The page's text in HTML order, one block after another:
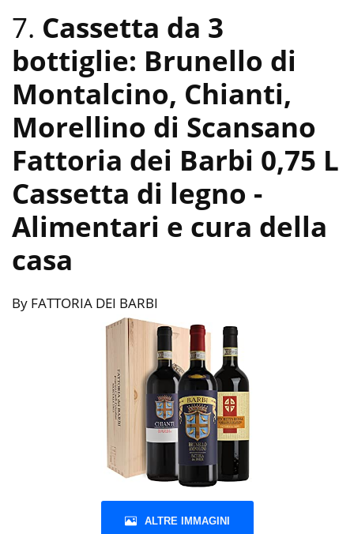
7. Cassetta da 3
bottiglie: Brunello di
Montalcino, Chianti,
Morellino di Scansano
Fattoria dei Barbi 0,75 L
Cassetta di legno -
Alimentari e cura della
casa
By FATTORIA DEI BARBI
ALTRE IMMAGINI